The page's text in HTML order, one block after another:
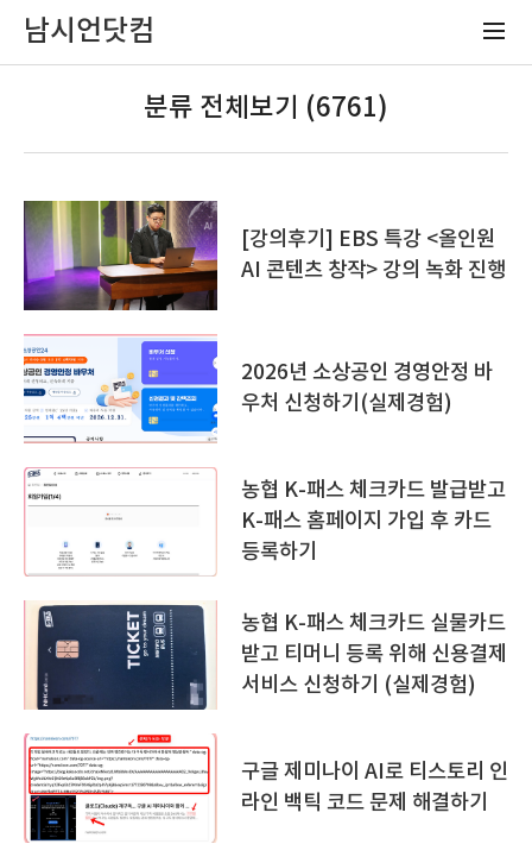
남시언닷컴
분류 전체보기 (6761)
[강의후기] EBS 특강 <올인원
AI 콘텐츠 창작> 강의 녹화 진행
2026년 소상공인 경영안정 바
우처 신청하기(실제경험)
농협 K-패스 체크카드 발급받고
K-패스 홈페이지 가입 후 카드
등록하기
농협 K-패스 체크카드 실물카드
받고 티머니 등록 위해 신용결제
서비스 신청하기 (실제경험)
구글 제미나이 AI로 티스토리 인
라인 백틱 코드 문제 해결하기